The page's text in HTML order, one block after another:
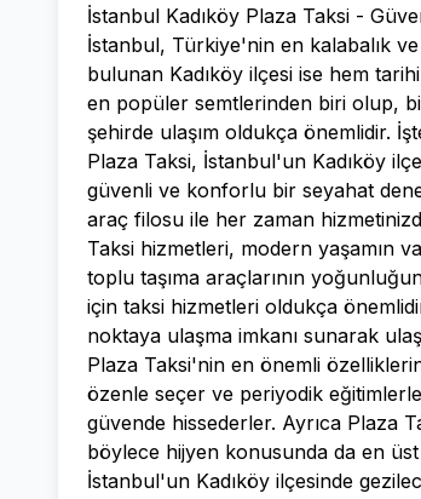
İstanbul Kadıköy Plaza Taksi -
İstanbul, Türkiye'nin en kalabalık
bulunan Kadıköy ilçesi ise hem
en popüler semtlerinden biri olup,
şehirde ulaşım oldukça önemlidir.
Plaza Taksi, İstanbul'un Kadıköy
güvenli ve konforlu bir seyahat
araç filosu ile her zaman
Taksi hizmetleri, modern yaşamın
toplu taşıma araçlarının
için taksi hizmetleri oldukça
noktaya ulaşma imkanı sunarak
Plaza Taksi'nin en önemli
özenle seçer ve periyodik
güvende hissederler. Ayrıca Plaza
böylece hijyen konusunda da en üst
İstanbul'un Kadıköy ilçesinde